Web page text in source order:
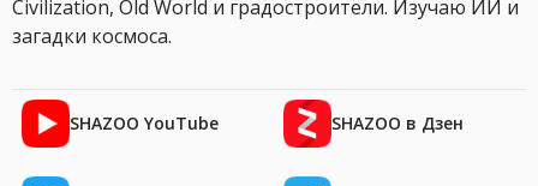
Civilization, Old World и градостроители. Изучаю ИИ и
загадки космоса.
SHAZOO YouTube SHAZOO в Дзен